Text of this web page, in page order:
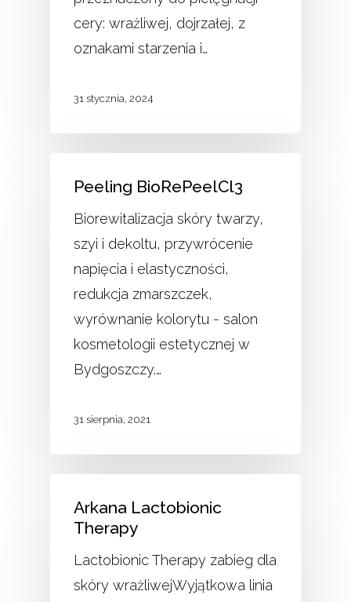
cery: wrażliwej, dojrzałej, z
oznakami starzenia i…
31 stycznia, 2024
Peeling BioRePeelCl3
Biorewitalizacja skóry twarzy,
szyi i dekoltu, przywrócenie
napięcia i elastyczności,
redukcja zmarszczek,
wyrównanie kolorytu - salon
kosmetologii estetycznej w
Bydgoszczy.…
31 sierpnia, 2021
Arkana Lactobionic
Therapy
Lactobionic Therapy zabieg dla
skóry wrażliwejWyjątkowa linia